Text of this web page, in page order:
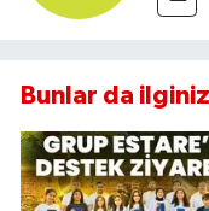
Bunlar da